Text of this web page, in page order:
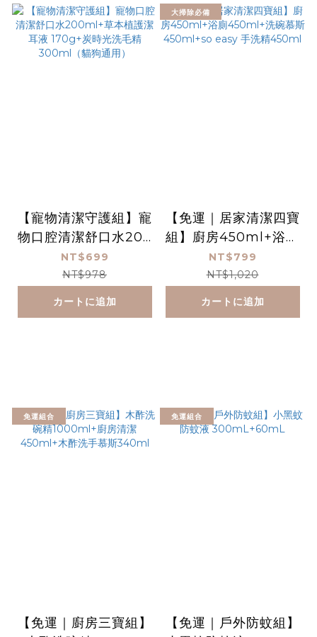
【寵物清潔守護組】寵
物口腔清潔舒口水200
ml+草本植護潔耳液 1
70g+炭時光洗毛精30
0ml（貓狗通用）
NT$699
NT$978
カートに追加
大掃除必備
【免運｜居家清潔四寶
組】廚房450ml+浴廁
450ml+洗碗慕斯450
ml+so easy 手洗精4
50ml
NT$799
NT$1,020
カートに追加
免運組合
【免運｜廚房三寶組】
免運組合
【免運｜戶外防蚊組】